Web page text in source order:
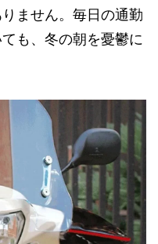
ません。毎日の通勤
も、冬の朝を憂鬱に